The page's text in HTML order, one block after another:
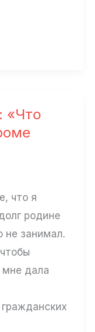
«Что
что я
родине
не занимал.
мне дала